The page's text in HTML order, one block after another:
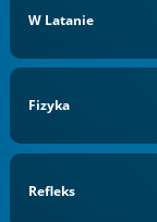
W Latanie
Fizyka
Refleks